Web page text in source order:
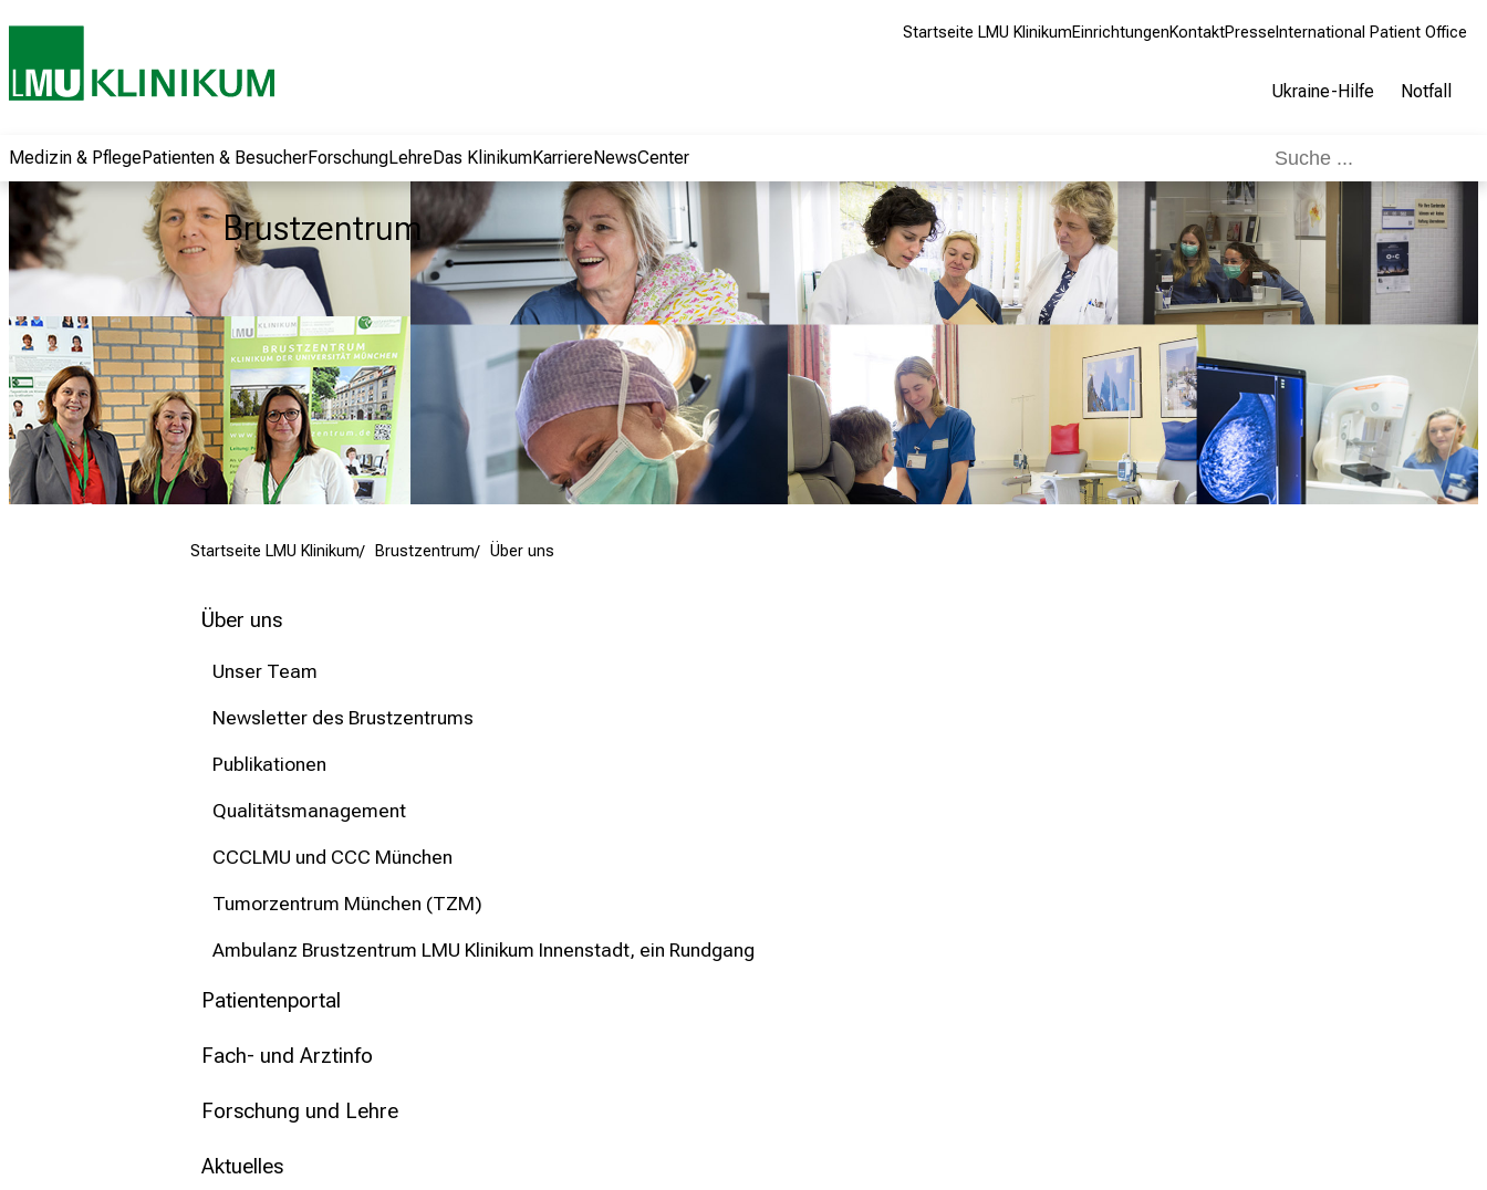
Startseite LMU KlinikumEinrichtungenKontaktPresse International Patient Office
Ukraine-Hilfe Notfall
Medizin & PflegePatienten & BesucherForschungLehreDas KlinikumKarriereNewsCenter
Brustzentrum
Startseite LMU Klinikum Brustzentrum Über uns
Über uns
Unser Team
Newsletter des Brustzentrums
Publikationen
Qualitätsmanagement
CCCLMU und CCC München
Tumorzentrum München (TZM)
Ambulanz Brustzentrum LMU Klinikum Innenstadt, ein Rundgang
Patientenportal
Fach- und Arztinfo
Forschung und Lehre
Aktuelles
Informationen zu
Jobs, Ausbildungen
Weiterbildungen.
Kommen Sie
vorbei, tauschen
Sie sich mit
Kollegen aus und
lassen Sie sich von
der gelebten
Pflegewissenschaft
begeistern – ganz
unverbindlich und
ohne Anmeldung.
mehr Informationen